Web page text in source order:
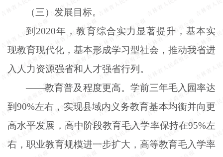
（三）发展目标。
到 2020年，教育综合实力显著提升，基本实
现教育现代化，基本形成学习型社会，推动我省进
入人力资源强省和人才强省行列。
——教育普及程度更高。学前三年毛入园率达
到90%左右，实现县域内义务教育基本均衡并向更
高水平发展，高中阶段教育毛入学率保持在95%左
右，职业教育规模进一步扩大，高等教育毛入学率